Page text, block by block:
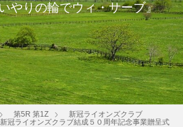
やりの輪でウィ・サーブ』
第5R 第1Z
新冠ライオンズクラブ
新冠ライオンズクラブ結成５０周年記念事業贈呈式